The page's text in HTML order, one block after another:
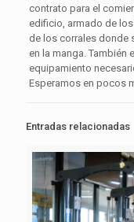
contrato para el
edificio, armado de
de los corrales donde
en la manga. También
equipamiento
Esperamos en pocos
Entradas relacionadas